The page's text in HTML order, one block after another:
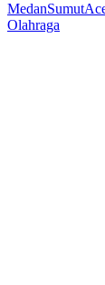
MedanSumut
Olahraga